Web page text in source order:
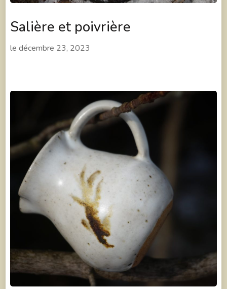
Salière et poivrière
le décembre 23, 2023